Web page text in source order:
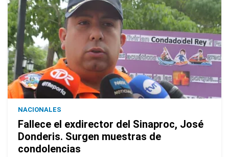
NACIONALES
Fallece el exdirector del Sinaproc, José
Donderis. Surgen muestras de
condolencias